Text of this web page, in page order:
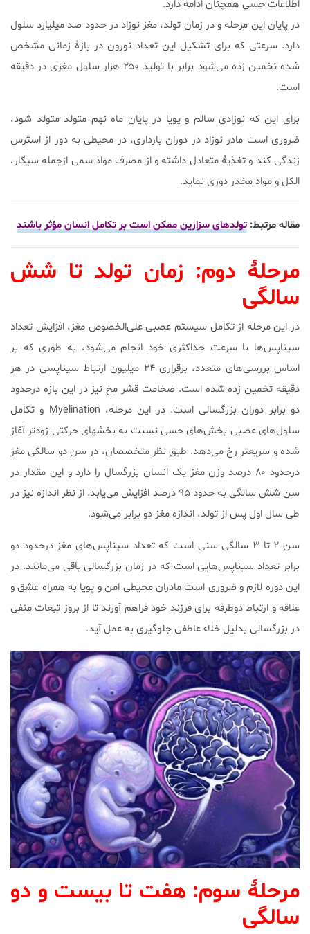
اطلاعات حسی همچنان ادامه دارد.
در پایان این مرحله و در زمان تولد، مغز نوزاد در حدود صد میلیارد سلول
دارد. سرعتی که برای تشکیل این تعداد نورون در بازۀ زمانی مشخص
شده تخمین زده می‌شود برابر با تولید ۲۵۰ هزار سلول مغزی در دقیقه
است.
برای این که نوزادی سالم و پویا در پایان ماه نهم متولد متولد شود،
ضروری است مادر نوزاد در دوران بارداری، در محیطی به دور از استرس
زندگی کند و تغذیۀ متعادل داشته و از مصرف مواد سمی ازجمله سیگار،
الکل و مواد مخدر دوری نماید.
مقاله مرتبط: تولد‌های سزارین ممکن است بر تکامل انسان مؤثر باشند
مرحلۀ دوم: زمان تولد تا شش
سالگی
در این مرحله از تکامل سیستم عصبی علی‌الخصوص مغز، افزایش تعداد
سیناپس‌ها با سرعت حداکثری خود انجام می‌شود، به طوری که بر
اساس بررسی‌های متعدد، برقراری ۲۴ میلیون ارتباط سیناپسی در هر
دقیقه تخمین زده‌ شده است. ضخامت قشر مخ نیز در این بازه درحدود
دو برابر دوران بزرگسالی است. در این مرحله، Myelination و تکامل
سلول‌های عصبی بخش‌های حسی نسبت به بخشهای حرکتی زودتر آغاز
شده و سریعتر رخ می‌دهد. طبق نظر متخصصان، در سن دو سالگی مغز
درحدود ۸۰ درصد وزن مغز یک انسان بزرگسال را دارد و این مقدار در
سن شش سالگی به حدود ۹۵ درصد افزایش می‌یابد. از نظر اندازه نیز در
طی سال اول پس از تولد، اندازه مغز دو برابر می‌شود.
سن ۲ تا ۳ سالگی سنی است که تعداد سیناپس‌های مغز درحدود دو
برابر تعداد سیناپس‌هایی است که در زمان بزرگسالی باقی می‌مانند. در
این دوره لازم و ضروری است مادران محیطی امن و پویا به همراه عشق و
علاقه و ارتباط دوطرفه برای فرزند خود فراهم آورند تا از بروز تبعات منفی
در بزرگسالی بدلیل خلاء عاطفی جلوگیری به عمل آید.
مرحلۀ سوم: هفت تا بیست و دو
سالگی